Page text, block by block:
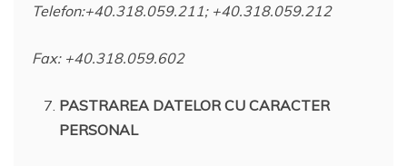
Telefon:+40.318.059.211; +40.318.059.212
Fax: +40.318.059.602
PASTRAREA DATELOR CU CARACTER
PERSONAL